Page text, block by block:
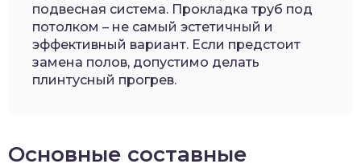
подвесная система. Прокладка труб под
потолком – не самый эстетичный и
эффективный вариант. Если предстоит
замена полов, допустимо делать
плинтусный прогрев.
Основные составные